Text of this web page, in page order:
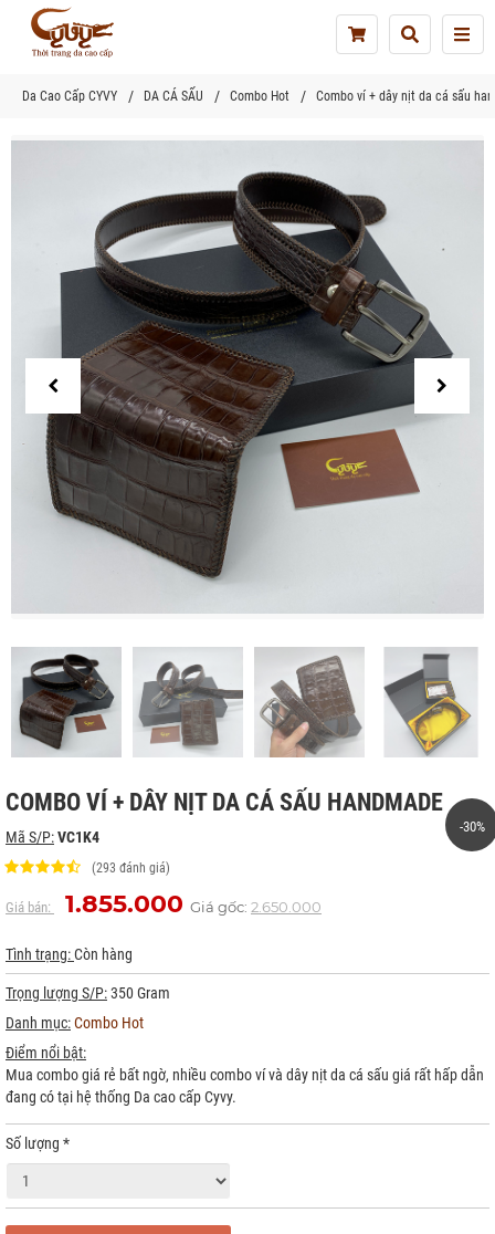
Da Cao Cấp CYVY DA CÁ SẤU Combo Hot Combo ví + dây nịt da cá sấu
-30%
COMBO VÍ + DÂY NỊT DA CÁ SẤU HANDMADE
Mã S/P:VC1K4
(293 đánh giá)
Giá bán: 1.855.000 Giá gốc: 2.650.000
Tình trạng:Còn hàng
Trọng lượng S/P:350 Gram
Danh mục:Combo Hot
Điểm nổi bật:
Mua combo giá rẻ bất ngờ, nhiều combo ví và dây nịt da cá sấu giá rất hấp dẫn
đang có tại hệ thống Da cao cấp Cyvy.
Số lượng *